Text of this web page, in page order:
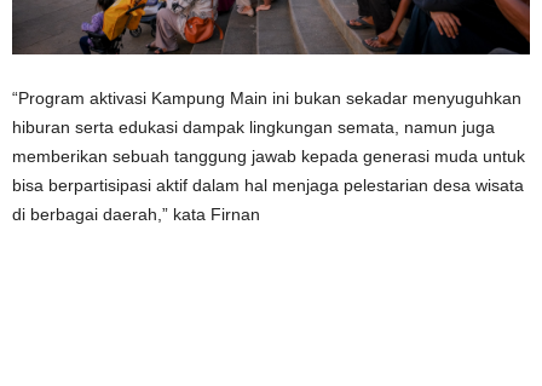
“Program aktivasi Kampung Main ini bukan sekadar menyuguhkan
hiburan serta edukasi dampak lingkungan semata, namun juga
memberikan sebuah tanggung jawab kepada generasi muda untuk
bisa berpartisipasi aktif dalam hal menjaga pelestarian desa wisata
di berbagai daerah,” kata Firnan